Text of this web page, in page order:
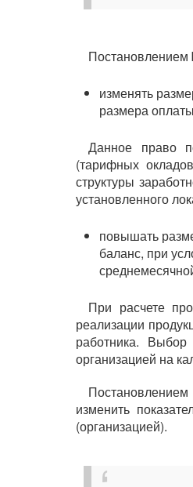
изменять
размера
Данное право
(тарифных
структуры
установленного
повышать
баланс, при
При расчете
реализации
работника. Выбор
организацией на
изменить
(организацией).